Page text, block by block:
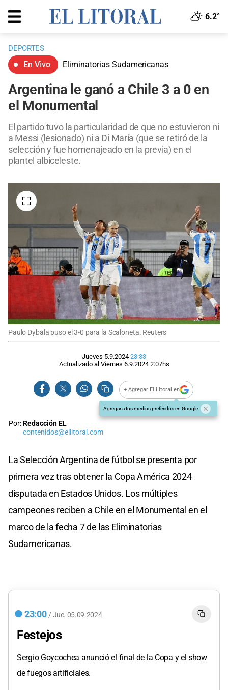
6.2°
DEPORTES
En Vivo Eliminatorias Sudamericanas
Argentina le ganó a Chile 3 a 0 en
el Monumental
El partido tuvo la particularidad de que no estuvieron ni
a Messi (lesionado) ni a Di María (que se retiró de la
selección y fue homenajeado en la previa) en el
plantel albiceleste.
Paulo Dybala puso el 3-0 para la Scaloneta. Reuters
Jueves 5.9.2024 23:33
Actualizado al Viernes 6.9.2024 2:07hs
+ Agregar El Litoral en
Agregar a tus medios preferidos en Google
Por:Redacción EL
contenidos@ellitoral.com
La Selección Argentina de fútbol se presenta por
primera vez tras obtener la Copa América 2024
disputada en Estados Unidos. Los múltiples
campeones reciben a Chile en el Monumental en el
marco de la fecha 7 de las Eliminatorias
Sudamericanas.
23:00 / Jue. 05.09.2024
Festejos
Sergio Goycochea anunció el final de la Copa y el show
de fuegos artificiales.